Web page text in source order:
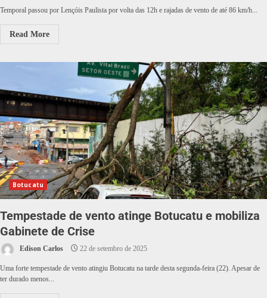
Temporal passou por Lençóis Paulista por volta das 12h e rajadas de vento de até 86 km/h...
Read More
Botucatu
Tempestade de vento atinge Botucatu e mobiliza
Gabinete de Crise
Edison Carlos 22 de setembro de 2025
Uma forte tempestade de vento atingiu Botucatu na tarde desta segunda-feira (22). Apesar de
ter durado menos...